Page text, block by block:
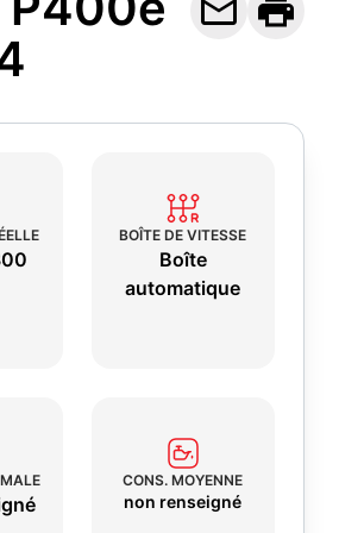
 
BOÎTE DE VITESSE
Boîte
automatique
CONS. MOYENNE
non renseigné